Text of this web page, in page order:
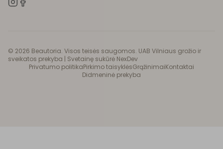
© 2026 Beautoria. Visos teisės saugomos. UAB Vilniaus grožio ir
sveikatos prekyba | Svetainę sukūrė NexDev
Privatumo politikaPirkimo taisyklėsGrąžinimaiKontaktai
Didmeninė prekyba